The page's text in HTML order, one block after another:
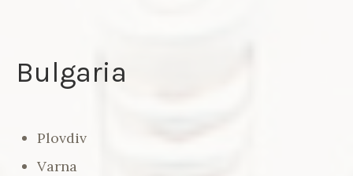
Bulgaria
Plovdiv
Varna